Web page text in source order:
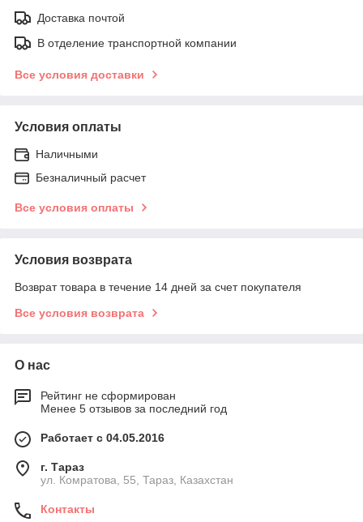
Доставка почтой
В отделение транспортной компании
Все условия доставки
Условия оплаты
Наличными
Безналичный расчет
Все условия оплаты
Условия возврата
Возврат товара в течение 14 дней за счет покупателя
Все условия возврата
О нас
Рейтинг не сформирован
Менее 5 отзывов за последний год
Работает с 04.05.2016
г. Тараз
ул. Комратова, 55, Тараз, Казахстан
Контакты